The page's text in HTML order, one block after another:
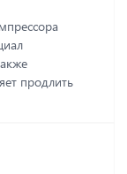
продлить